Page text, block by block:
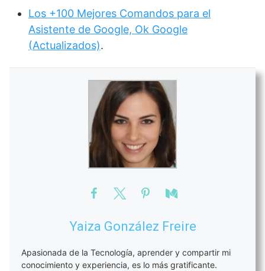
Los +100 Mejores Comandos para el
Asistente de Google, Ok Google
(Actualizados).
Yaiza González Freire
Apasionada de la Tecnología, aprender y compartir mi
conocimiento y experiencia, es lo más gratificante.